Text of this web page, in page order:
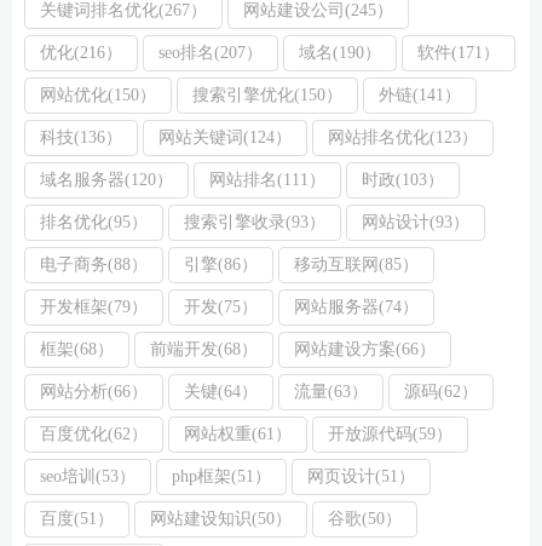
关键词排名优化(267） 网站建设公司(245）
优化(216） seo排名(207） 域名(190） 软件(171）
网站优化(150） 搜索引擎优化(150） 外链(141）
科技(136） 网站关键词(124） 网站排名优化(123）
域名服务器(120） 网站排名(111） 时政(103）
排名优化(95） 搜索引擎收录(93） 网站设计(93）
电子商务(88） 引擎(86） 移动互联网(85）
开发框架(79） 开发(75） 网站服务器(74）
框架(68） 前端开发(68） 网站建设方案(66）
网站分析(66） 关键(64） 流量(63） 源码(62）
百度优化(62） 网站权重(61） 开放源代码(59）
seo培训(53） php框架(51） 网页设计(51）
百度(51） 网站建设知识(50） 谷歌(50）